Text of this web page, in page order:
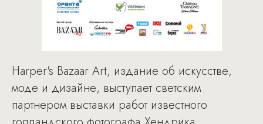
Harper's Bazaar Art, издание об искусстве,
моде и дизайне, выступает светским
партнером выставки работ известного